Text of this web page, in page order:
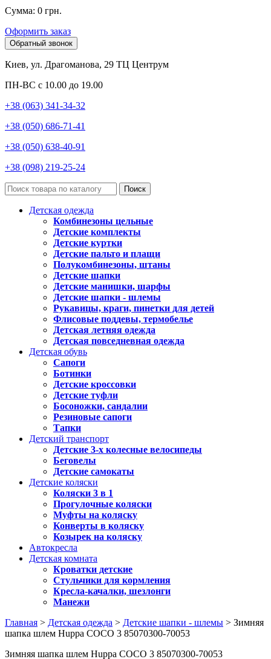
Сумма: 0 грн.
Оформить заказ
Обратный звонок
Киев, ул. Драгоманова, 29 ТЦ Центрум
ПН-ВС с 10.00 до 19.00
+38 (063) 341-34-32
+38 (050) 686-71-41
+38 (050) 638-40-91
+38 (098) 219-25-24
Поиск
Детская одежда
Комбинезоны цельные
Детские комплекты
Детские куртки
Детские пальто и плащи
Полукомбинезоны, штаны
Детские шапки
Детские манишки, шарфы
Детские шапки - шлемы
Рукавицы, краги, пинетки для детей
Флисовые поддевы, термобелье
Детская летняя одежда
Детская повседневная одежда
Детская обувь
Сапоги
Ботинки
Детские кроссовки
Детские туфли
Босоножки, сандалии
Резиновые сапоги
Тапки
Детский транспорт
Детские 3-х колесные велосипеды
Беговелы
Детские самокаты
Детские коляски
Коляски 3 в 1
Прогулочные коляски
Муфты на коляску
Конверты в коляску
Козырек на коляску
Автокресла
Детская комната
Кроватки детские
Стульчики для кормления
Кресла-качалки, шезлонги
Манежи
Главная > Детская одежда > Детские шапки - шлемы > Зимняя
шапка шлем Huppa COCO 3 85070300-70053
Зимняя шапка шлем Huppa COCO 3 85070300-70053